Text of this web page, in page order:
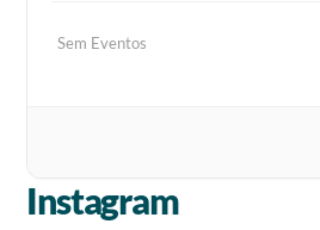
Sem Eventos
Instagram